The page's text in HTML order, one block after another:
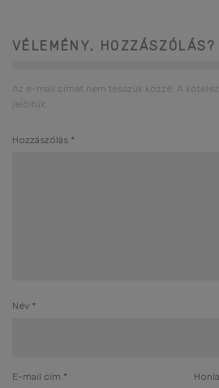
VÉLEMÉNY, HOZZÁSZÓLÁS?
Az e-mail címet nem tesszük közzé. A
jelöltük
Hozzászólás *
Név *
E-mail cím *